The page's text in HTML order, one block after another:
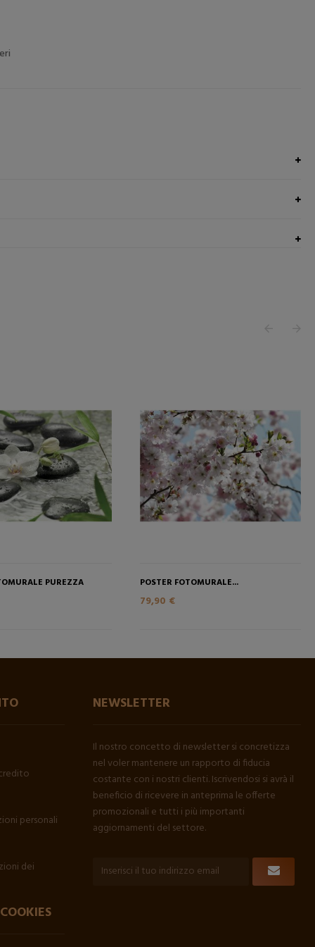
PUREZZA POSTER FOTOMURALE...
79,90 €
personali
dei
NEWSLETTER
Il nostro concetto di newsletter si concretizza
nel voler mantenere un rapporto di fiducia
costante con i nostri clienti. Iscrivendosi si avrà il
beneficio di ricevere in anteprima le offerte
promozionali e tutti i più importanti
aggiornamenti del settore.